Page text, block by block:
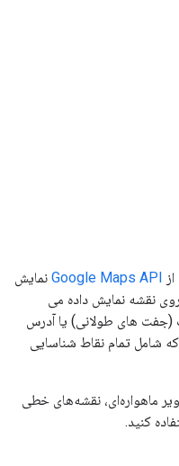
Google Maps API نمایش
روی نقشه نمایش داده می
(جفت های طولانی) یا آدرس
شامل تمام نقاط شناسایی
ماهواره‌ای، نقشه‌های خطی
کنید.